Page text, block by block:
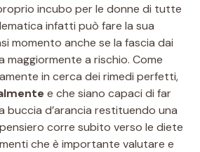
incubo per le donne di tutte
infatti può fare la sua
momento anche se la fascia dai
maggiormente a rischio. Come
in cerca dei rimedi perfetti,
e che siano capaci di far
buccia d’arancia restituendo una
corre subito verso le diete
che è importante valutare e